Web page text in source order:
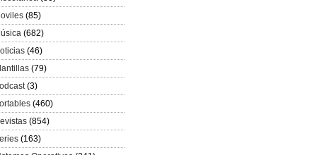
(85)
(682)
(46)
(79)
(3)
(460)
(854)
(163)